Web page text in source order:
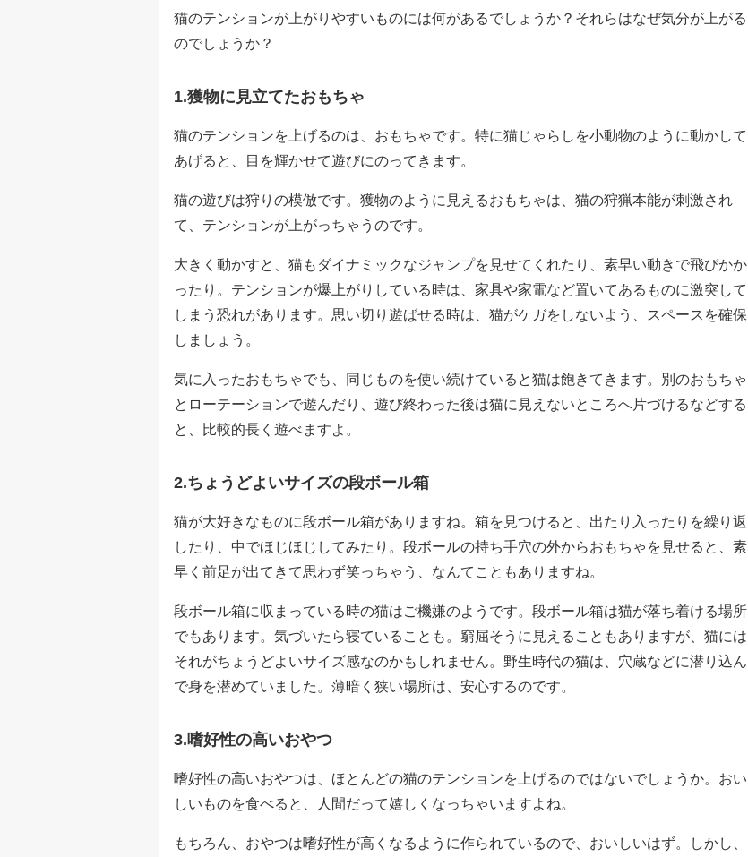
猫のテンションが上がりやすいものには何があるでしょうか？それらはなぜ気分が上がる
のでしょうか？
1.獲物に見立てたおもちゃ
猫のテンションを上げるのは、おもちゃです。特に猫じゃらしを小動物のように動かして
あげると、目を輝かせて遊びにのってきます。
猫の遊びは狩りの模倣です。獲物のように見えるおもちゃは、猫の狩猟本能が刺激され
て、テンションが上がっちゃうのです。
大きく動かすと、猫もダイナミックなジャンプを見せてくれたり、素早い動きで飛びかか
ったり。テンションが爆上がりしている時は、家具や家電など置いてあるものに激突して
しまう恐れがあります。思い切り遊ばせる時は、猫がケガをしないよう、スペースを確保
しましょう。
気に入ったおもちゃでも、同じものを使い続けていると猫は飽きてきます。別のおもちゃ
とローテーションで遊んだり、遊び終わった後は猫に見えないところへ片づけるなどする
と、比較的長く遊べますよ。
2.ちょうどよいサイズの段ボール箱
猫が大好きなものに段ボール箱がありますね。箱を見つけると、出たり入ったりを繰り返
したり、中でほじほじしてみたり。段ボールの持ち手穴の外からおもちゃを見せると、素
早く前足が出てきて思わず笑っちゃう、なんてこともありますね。
段ボール箱に収まっている時の猫はご機嫌のようです。段ボール箱は猫が落ち着ける場所
でもあります。気づいたら寝ていることも。窮屈そうに見えることもありますが、猫には
それがちょうどよいサイズ感なのかもしれません。野生時代の猫は、穴蔵などに潜り込ん
で身を潜めていました。薄暗く狭い場所は、安心するのです。
3.嗜好性の高いおやつ
嗜好性の高いおやつは、ほとんどの猫のテンションを上げるのではないでしょうか。おい
しいものを食べると、人間だって嬉しくなっちゃいますよね。
もちろん、おやつは嗜好性が高くなるように作られているので、おいしいはず。しかし、